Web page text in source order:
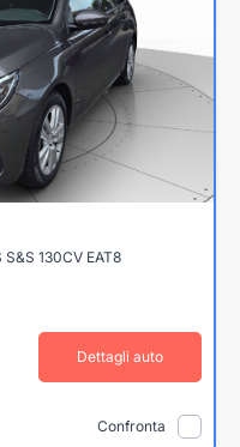
S&S 130CV EAT8
Dettagli auto
Confronta